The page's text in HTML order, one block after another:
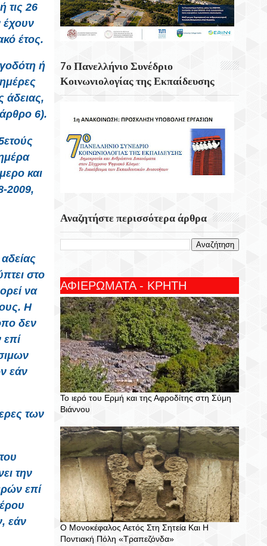
τις 26
έχουν
έτος.
ή
άδειας,
6).
και
2009,
στο
να
Η
δεν
επί
εάν
των
την
επί
εάν
Κουνάβοι Του Δήμου Αρχανών
Αστερουσίων
Προϊόντων, Οικοτεχνίας & Χειροτεχνίας
7ο Πανελλήνιο Συνέδριο
Κοινωνιολογίας της Εκπαίδευσης
Αναζητήστε περισσότερα άρθρα
ΑΦΙΕΡΩΜΑΤΑ - ΚΡΗΤΗ
Το ιερό του Ερμή και της Αφροδίτης στη Σύμη
Βιάννου
Ο Μονοκέφαλος Αετός Στη Σητεία Και Η
Ποντιακή Πόλη «Τραπεζόνδα»